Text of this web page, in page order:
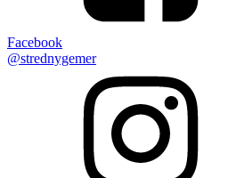
Facebook
@strednygemer